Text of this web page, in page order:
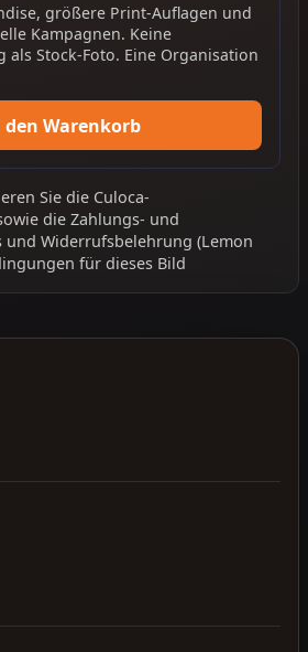
größere Print-Auflagen und
Kampagnen. Keine
als Stock-Foto. Eine Organisation
den Warenkorb
Sie die Culoca-
die Zahlungs- und
und Widerrufsbelehrung (Lemon
für dieses Bild